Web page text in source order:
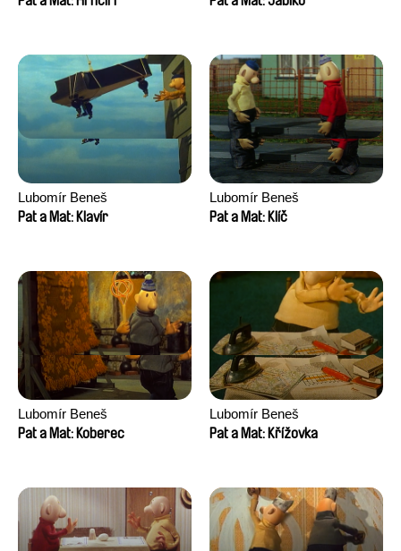
Lubomír Beneš
Pat a Mat: Klavír
Lubomír Beneš
Pat a Mat: Klíč
Lubomír Beneš
Pat a Mat: Koberec
Lubomír Beneš
Pat a Mat: Křížovka